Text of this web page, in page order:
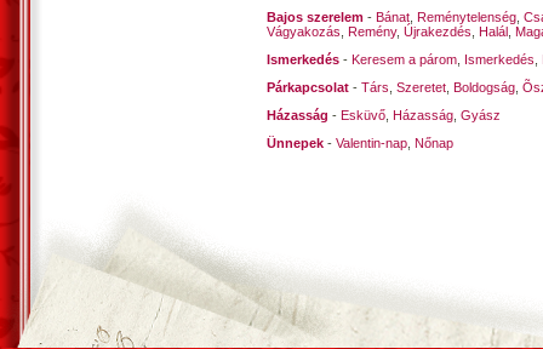
Bajos szerelem - Bánat Reménytelenség
Vágyakozás Remény, Újrakezdés Halál
Ismerkedés - Keresem a párom Ismerkedés
Párkapcsolat - Társ Szeretet Boldogság
Házasság - Esküvő Házasság Gyász
Ünnepek - Valentin-nap Nőnap